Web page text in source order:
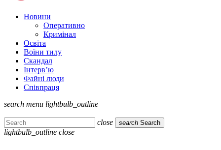
Новини
Оперативно
Кримінал
Освіта
Воїни тилу
Скандал
Інтерв’ю
Файні люди
Співпраця
search menu lightbulb_outline
close search Search
lightbulb_outline close